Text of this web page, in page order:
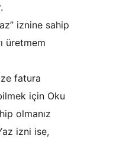
iznine sahip
üretmem
fatura
için Oku
olmanız
izni ise,